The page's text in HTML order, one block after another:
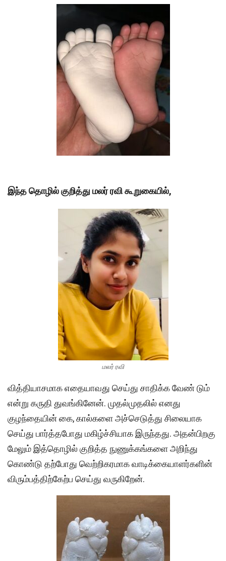
இந்த தொழில் குறித்து மலர் ரவி கூறுகையில்,
மலர் ரவி
வித்தியாசமாக எதையாவது செய்து சாதிக்க வேண் டும்
என்று கருதி துவங்கினேன். முதல்முதலில் எனது
குழந்தையின் கை, கால்களை அச்செடுத்து சிலையாக
செய்து பார்த்தபோது மகிழ்ச்சியாக இருந்தது. அதன்பிறகு
மேலும் இத்தொழில் குறித்த நுணுக்கங்களை அறிந்து
கொண்டு தற்போது வெற்றிகரமாக வாடிக்கையாளர்களின்
விரும்பத்திற்கேற்ப செய்து வருகிறேன்.